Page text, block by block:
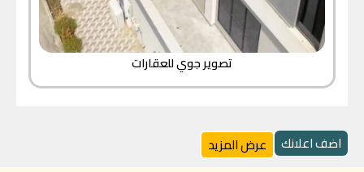
تصوير جوي للعقارات
اضف اعلانك عرض المزيد